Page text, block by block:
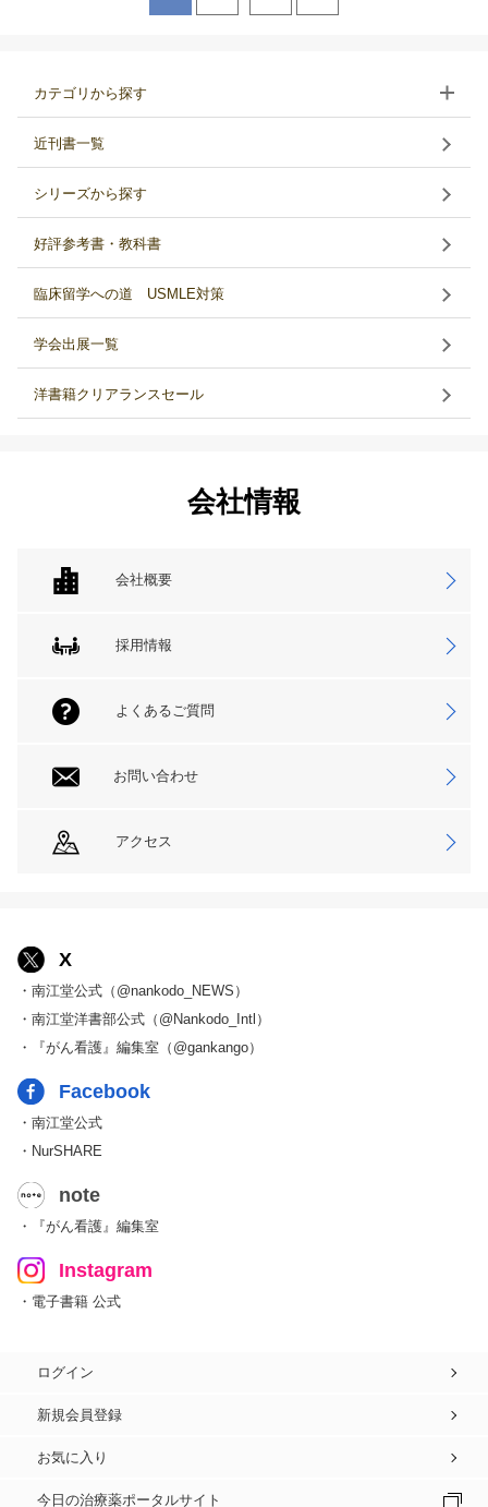
カテゴリから探す
近刊書一覧
シリーズから探す
好評参考書・教科書
臨床留学への道 USMLE対策
学会出展一覧
洋書籍クリアランスセール
会社情報
会社概要
採用情報
よくあるご質問
お問い合わせ
アクセス
X
・南江堂公式（@nankodo_NEWS）
・南江堂洋書部公式（@Nankodo_Intl）
・『がん看護』編集室（@gankango）
Facebook
・南江堂公式
・NurSHARE
note
・『がん看護』編集室
Instagram
・電子書籍 公式
ログイン
新規会員登録
お気に入り
今日の治療薬ポータルサイト